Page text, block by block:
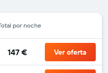
por noche
147 € Ver oferta